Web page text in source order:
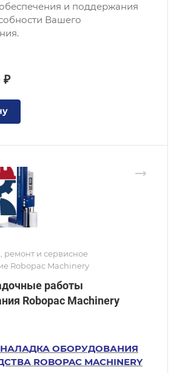
и поддержания
Вашего
₽
ремонт и сервисное
Robopac Machinery
работы
Robopac Machinery
ОБОРУДОВАНИЯ
ROBOPAC MACHINERY